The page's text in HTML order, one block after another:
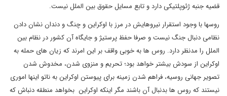
قضیه جنبه ژئوپلتیکی دارد و تابع مسایل حقوق بین الملل نیست.
روسها با وجود استقرار نیروهایش در مرز با اوکراین و چنگ و دندان نشان دادن
نظامی دنبال جنگ نیست و صرفا حفظ پرستیژ و جایگاه آن کشور در نظام بین
الملل را مدنظر دارد. روس ها به خوبی واقف بر این امرند که زیان های حمله به
اوکراین از سودش بیشتر خواهد بود؛ تحریم و منزوی شدن، مخدوش شدن
تصویر جهانی روسیه، فراهم شدن زمینه برای پیوستن اوکراین به ناتو اینها اموری
نیستند که روس ها بدنبال آن باشند مگر اینکه اوکراین بخواهد منطقه دنباش که